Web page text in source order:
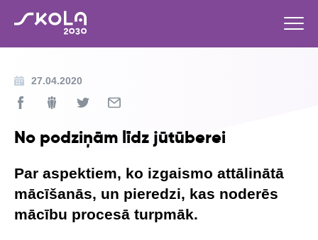
27.04.2020
No podziņām līdz jūtūberei
Par aspektiem, ko izgaismo attālinātā
mācīšanās, un pieredzi, kas noderēs
mācību procesā turpmāk.